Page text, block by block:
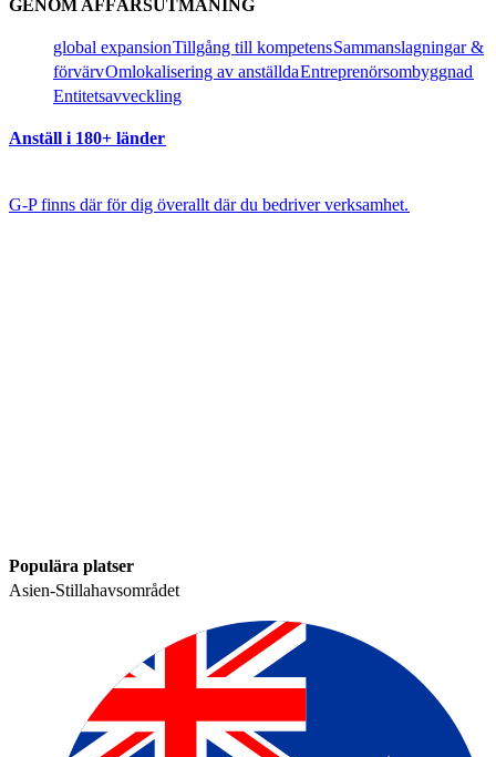
GENOM AFFÄRSUTMANING​​
global expansion​​Tillgång till kompetens​​Sammanslagningar &
förvärv​​Omlokalisering av anställda​​Entreprenörsombyggnad​​
Entitetsavveckling​​
Anställ i 180+ länder​​
G-P finns där för dig överallt där du bedriver verksamhet.​​
Populära platser​​
Asien-Stillahavsområdet​​